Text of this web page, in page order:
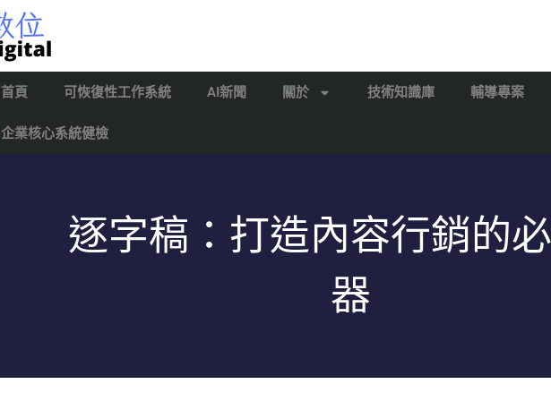
首頁 可恢復性工作系統 AI新聞 關於 技術知識庫 輔導專案
企業核心系統健檢
逐字稿：打造內容行銷的
器